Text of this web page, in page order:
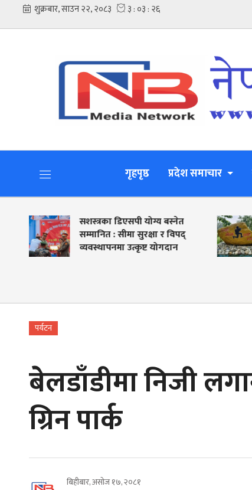
गृहपृष्ठ प्रदेश समाचार
सशस्त्रका डिएसपी योग्य बस्नेत
सम्मानित : सीमा सुरक्षा र विपद्
व्यवस्थापनमा उत्कृष्ट योगदान
सशस्त्र
पर्यटन
बेलडाँडीमा निजी
ग्रिन पार्क
बिहीबार, असोज १७, २०८१